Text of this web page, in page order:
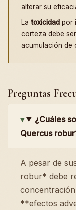
alterar su
La toxicidad por
corteza debe
acumulación de
Preguntas
¿Cuáles
Quercus
A pesar de
robur* debe
**efectos